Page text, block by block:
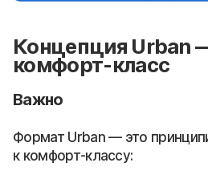
Концепция Urban
комфорт-класс
Важно
Формат Urban — это
к комфорт-классу: